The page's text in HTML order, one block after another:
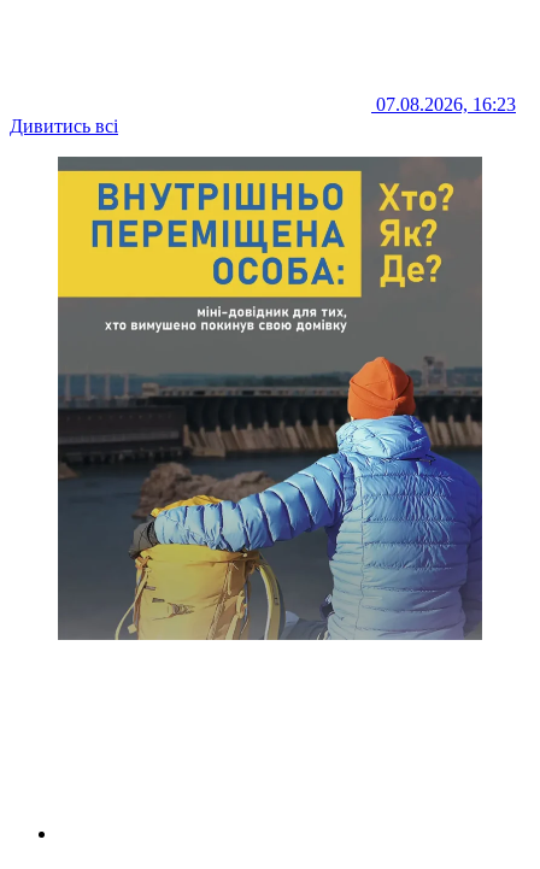
07.08.2026, 16:23
Дивитись всі